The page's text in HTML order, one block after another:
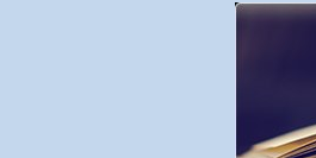
Filter by: